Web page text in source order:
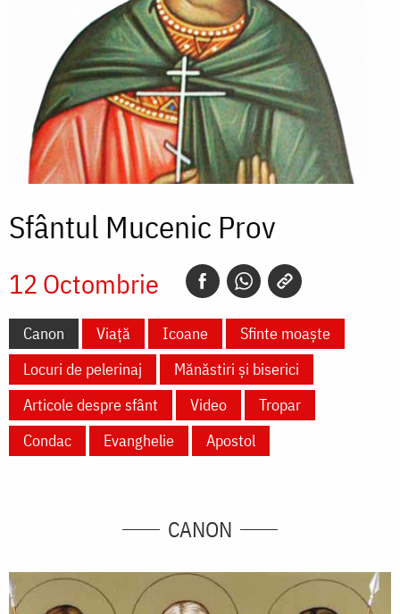
Sfântul Mucenic Prov
12 Octombrie
Canon Viață Icoane
Sfinte moaște
Locuri de pelerinaj
Mănăstiri și biserici
Articole despre sfânt
Video
Tropar
Condac
Evanghelie Apostol
CANON